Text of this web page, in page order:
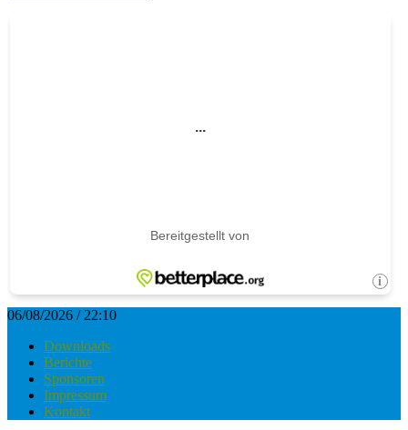
06/08/2026 / 22:10
Downloads
Berichte
Sponsoren
Impressum
Kontakt